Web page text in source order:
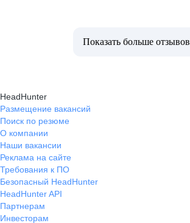
Показать больше отзывов
HeadHunter
Размещение вакансий
Поиск по резюме
О компании
Наши вакансии
Реклама на сайте
Требования к ПО
Безопасный HeadHunter
HeadHunter API
Партнерам
Инвесторам